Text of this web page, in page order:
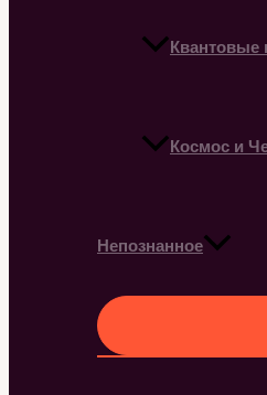
Космос и
Непознанное